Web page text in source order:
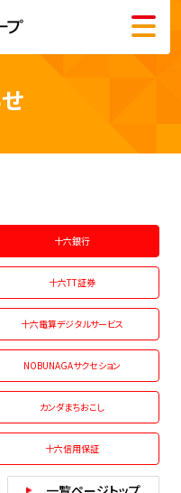
メニュー
十六銀行
十六TT証券
十六電算デジタルサービス
NOBUNAGAサクセション
カンダまちおこし
十六信用保証